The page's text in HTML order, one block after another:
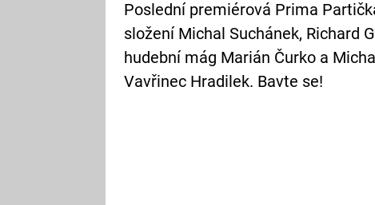
Poslední premiérová Prima
složení Michal Suchánek, Richard
hudební mág Marián Čurko a
Vavřinec Hradilek. Bavte se!